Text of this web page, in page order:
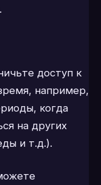
доступ к
например,
когда
на других
и т.д.).